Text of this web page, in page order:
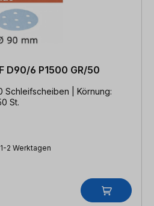
D90/6 P1500 GR/50
Schleifscheiben | Körnung:
St.
2 Werktagen